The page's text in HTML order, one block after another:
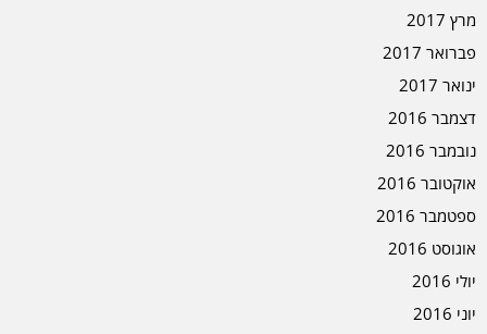
מרץ 2017
פברואר 2017
ינואר 2017
דצמבר 2016
נובמבר 2016
אוקטובר 2016
ספטמבר 2016
אוגוסט 2016
יולי 2016
יוני 2016